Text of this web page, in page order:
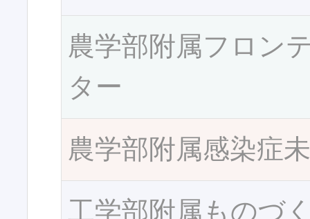
農学部附属フロン
ター
農学部附属感染症
工学部附属ものづ